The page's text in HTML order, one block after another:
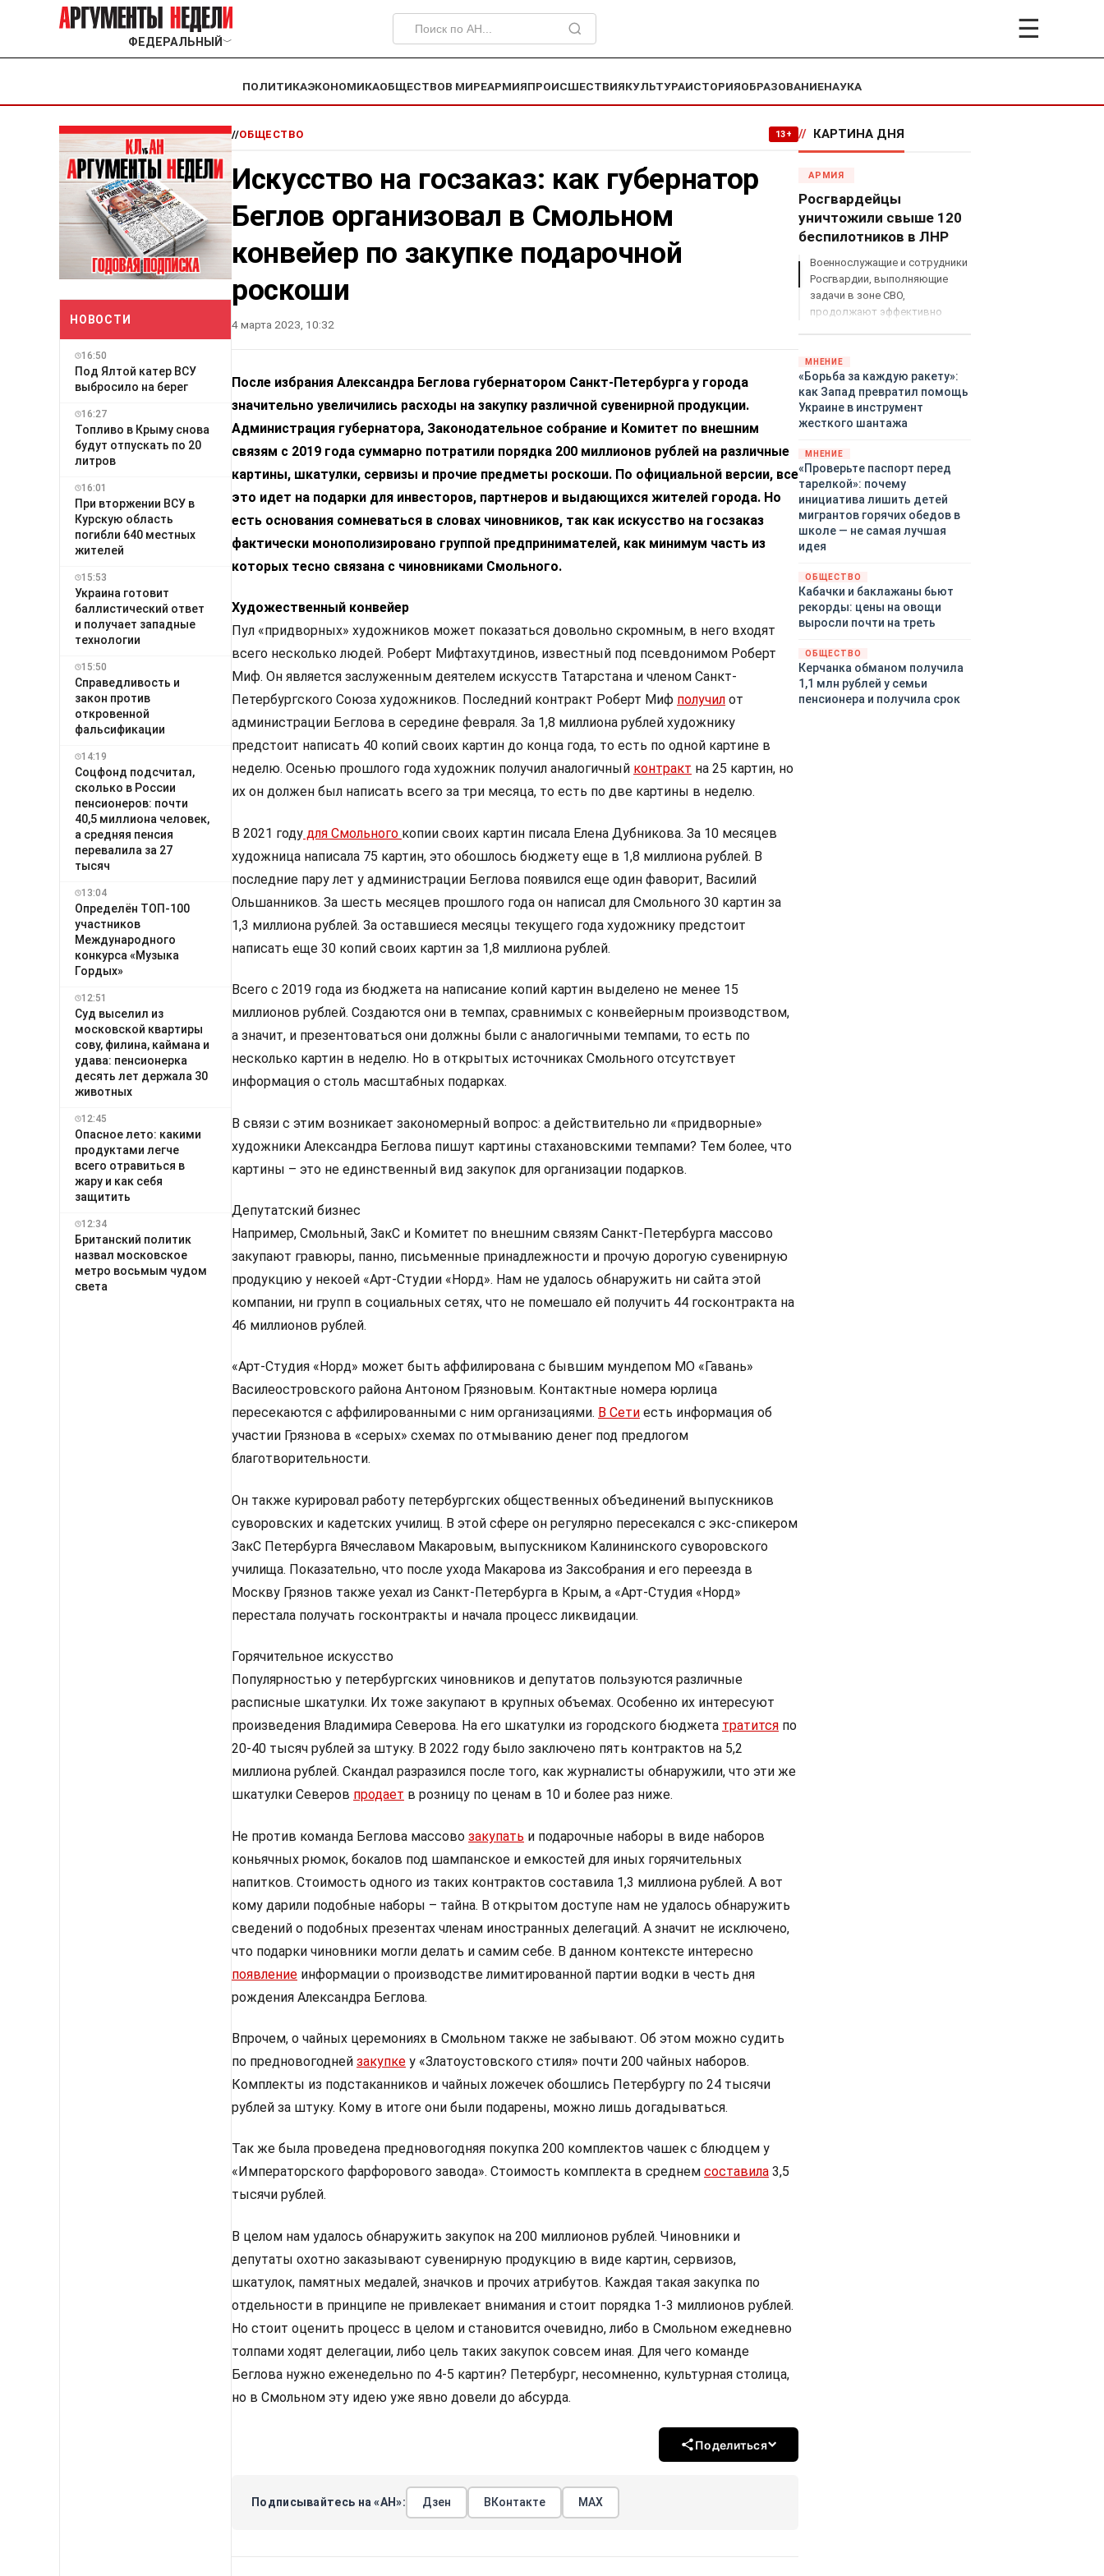
ФЕДЕРАЛЬНЫЙ ﹀ ☰
ПОЛИТИКАЭКОНОМИКАОБЩЕСТВОВ МИРЕАРМИЯПРОИСШЕСТВИЯКУЛЬТУРАИСТОРИЯОБРАЗОВАНИЕНАУКА
НОВОСТИ
16:50
Под Ялтой катер ВСУ
выбросило на берег
16:27
Топливо в Крыму снова
будут отпускать по 20
литров
16:01
При вторжении ВСУ в
Курскую область
погибли 640 местных
жителей
15:53
Украина готовит
баллистический ответ
и получает западные
технологии
15:50
Справедливость и
закон против
откровенной
фальсификации
14:19
Соцфонд подсчитал,
сколько в России
пенсионеров: почти
40,5 миллиона человек,
а средняя пенсия
перевалила за 27
тысяч
13:04
Определён ТОП-100
участников
Международного
конкурса «Музыка
Гордых»
12:51
Суд выселил из
московской квартиры
сову, филина, каймана и
удава: пенсионерка
десять лет держала 30
животных
12:45
Опасное лето: какими
продуктами легче
всего отравиться в
жару и как себя
защитить
12:34
Британский политик
назвал московское
метро восьмым чудом
света
//ОБЩЕСТВО 13+
Искусство на госзаказ: как губернатор
Беглов организовал в Смольном
конвейер по закупке подарочной
роскоши
4 марта 2023, 10:32
После избрания Александра Беглова губернатором Санкт-Петербурга у города
значительно увеличились расходы на закупку различной сувенирной продукции.
Администрация губернатора, Законодательное собрание и Комитет по внешним
связям с 2019 года суммарно потратили порядка 200 миллионов рублей на различные
картины, шкатулки, сервизы и прочие предметы роскоши. По официальной версии, все
это идет на подарки для инвесторов, партнеров и выдающихся жителей города. Но
есть основания сомневаться в словах чиновников, так как искусство на госзаказ
фактически монополизировано группой предпринимателей, как минимум часть из
которых тесно связана с чиновниками Смольного.
Художественный конвейер
Пул «придворных» художников может показаться довольно скромным, в него входят
всего несколько людей. Роберт Мифтахутдинов, известный под псевдонимом Роберт
Миф. Он является заслуженным деятелем искусств Татарстана и членом Санкт-
Петербургского Союза художников. Последний контракт Роберт Миф получил от
администрации Беглова в середине февраля. За 1,8 миллиона рублей художнику
предстоит написать 40 копий своих картин до конца года, то есть по одной картине в
неделю. Осенью прошлого года художник получил аналогичный контракт на 25 картин, но
их он должен был написать всего за три месяца, то есть по две картины в неделю.
В 2021 году для Смольного копии своих картин писала Елена Дубникова. За 10 месяцев
художница написала 75 картин, это обошлось бюджету еще в 1,8 миллиона рублей. В
последние пару лет у администрации Беглова появился еще один фаворит, Василий
Ольшанников. За шесть месяцев прошлого года он написал для Смольного 30 картин за
1,3 миллиона рублей. За оставшиеся месяцы текущего года художнику предстоит
написать еще 30 копий своих картин за 1,8 миллиона рублей.
Всего с 2019 года из бюджета на написание копий картин выделено не менее 15
миллионов рублей. Создаются они в темпах, сравнимых с конвейерным производством,
а значит, и презентоваться они должны были с аналогичными темпами, то есть по
несколько картин в неделю. Но в открытых источниках Смольного отсутствует
информация о столь масштабных подарках.
В связи с этим возникает закономерный вопрос: а действительно ли «придворные»
художники Александра Беглова пишут картины стахановскими темпами? Тем более, что
картины – это не единственный вид закупок для организации подарков.
Депутатский бизнес
Например, Смольный, ЗакС и Комитет по внешним связям Санкт-Петербурга массово
закупают гравюры, панно, письменные принадлежности и прочую дорогую сувенирную
продукцию у некоей «Арт-Студии «Норд». Нам не удалось обнаружить ни сайта этой
компании, ни групп в социальных сетях, что не помешало ей получить 44 госконтракта на
46 миллионов рублей.
«Арт-Студия «Норд» может быть аффилирована с бывшим мундепом МО «Гавань»
Василеостровского района Антоном Грязновым. Контактные номера юрлица
пересекаются с аффилированными с ним организациями. В Сети есть информация об
участии Грязнова в «серых» схемах по отмыванию денег под предлогом
благотворительности.
Он также курировал работу петербургских общественных объединений выпускников
суворовских и кадетских училищ. В этой сфере он регулярно пересекался с экс-спикером
ЗакС Петербурга Вячеславом Макаровым, выпускником Калининского суворовского
училища. Показательно, что после ухода Макарова из Заксобрания и его переезда в
Москву Грязнов также уехал из Санкт-Петербурга в Крым, а «Арт-Студия «Норд»
перестала получать госконтракты и начала процесс ликвидации.
Горячительное искусство
Популярностью у петербургских чиновников и депутатов пользуются различные
расписные шкатулки. Их тоже закупают в крупных объемах. Особенно их интересуют
произведения Владимира Северова. На его шкатулки из городского бюджета тратится по
20-40 тысяч рублей за штуку. В 2022 году было заключено пять контрактов на 5,2
миллиона рублей. Скандал разразился после того, как журналисты обнаружили, что эти же
шкатулки Северов продает в розницу по ценам в 10 и более раз ниже.
Не против команда Беглова массово закупать и подарочные наборы в виде наборов
коньячных рюмок, бокалов под шампанское и емкостей для иных горячительных
напитков. Стоимость одного из таких контрактов составила 1,3 миллиона рублей. А вот
кому дарили подобные наборы – тайна. В открытом доступе нам не удалось обнаружить
сведений о подобных презентах членам иностранных делегаций. А значит не исключено,
что подарки чиновники могли делать и самим себе. В данном контексте интересно
появление информации о производстве лимитированной партии водки в честь дня
рождения Александра Беглова.
Впрочем, о чайных церемониях в Смольном также не забывают. Об этом можно судить
по предновогодней закупке у «Златоустовского стиля» почти 200 чайных наборов.
Комплекты из подстаканников и чайных ложечек обошлись Петербургу по 24 тысячи
рублей за штуку. Кому в итоге они были подарены, можно лишь догадываться.
Так же была проведена предновогодняя покупка 200 комплектов чашек с блюдцем у
«Императорского фарфорового завода». Стоимость комплекта в среднем составила 3,5
тысячи рублей.
В целом нам удалось обнаружить закупок на 200 миллионов рублей. Чиновники и
депутаты охотно заказывают сувенирную продукцию в виде картин, сервизов,
шкатулок, памятных медалей, значков и прочих атрибутов. Каждая такая закупка по
отдельности в принципе не привлекает внимания и стоит порядка 1-3 миллионов рублей.
Но стоит оценить процесс в целом и становится очевидно, либо в Смольном ежедневно
толпами ходят делегации, либо цель таких закупок совсем иная. Для чего команде
Беглова нужно еженедельно по 4-5 картин? Петербург, несомненно, культурная столица,
но в Смольном эту идею уже явно довели до абсурда.
Поделиться
Подписывайтесь на «АН»: Дзен ВКонтакте МАХ
// КАРТИНА ДНЯ
АРМИЯ
Росгвардейцы
уничтожили свыше 120
беспилотников в ЛНР
Военнослужащие и сотрудники
Росгвардии, выполняющие
задачи в зоне СВО,
продолжают эффективно
МНЕНИЕ
«Борьба за каждую ракету»:
как Запад превратил помощь
Украине в инструмент
жесткого шантажа
МНЕНИЕ
«Проверьте паспорт перед
тарелкой»: почему
инициатива лишить детей
мигрантов горячих обедов в
школе — не самая лучшая
идея
ОБЩЕСТВО
Кабачки и баклажаны бьют
рекорды: цены на овощи
выросли почти на треть
ОБЩЕСТВО
Керчанка обманом получила
1,1 млн рублей у семьи
пенсионера и получила срок